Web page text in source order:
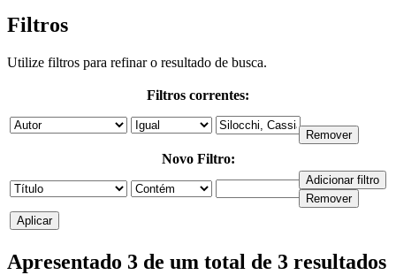
Filtros
Utilize filtros para refinar o resultado de busca.
Filtros correntes:
Novo Filtro:
Apresentado 3 de um total de 3 resultados